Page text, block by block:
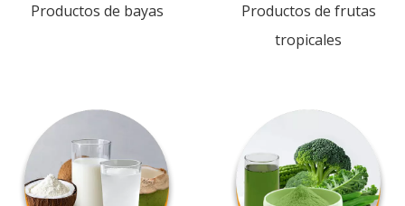
Productos de bayas
Productos de frutas
tropicales